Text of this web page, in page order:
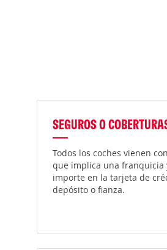
SEGUROS O
Todos los coches vienen
que implica una franquicia
importe en la tarjeta de
depósito o fianza.